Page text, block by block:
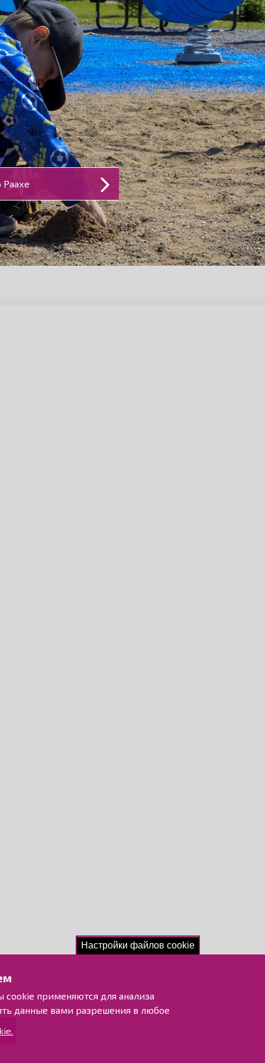
Настройки файлов cookie
cookie применяются для анализа
данные вами разрешения в любое
Раахе